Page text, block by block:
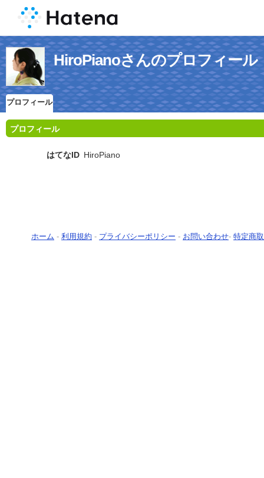
HiroPianoさんのプロフィール
プロフィール
プロフィール
はてなID HiroPiano
ホーム - 利用規約 - プライバシーポリシー - お問い合わせ- 特定商